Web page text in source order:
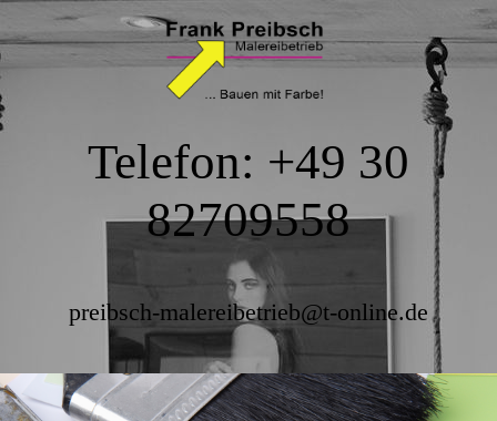
Telefon: +49 30
82709558
preibsch-malereibetrieb@t-online.de